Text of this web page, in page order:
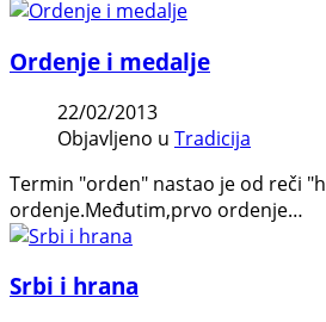
Ordenje i medalje
22/02/2013
Objavljeno u Tradicija
Termin "orden" nastao je od reči
ordenje.Međutim,prvo ordenje…
Srbi i hrana